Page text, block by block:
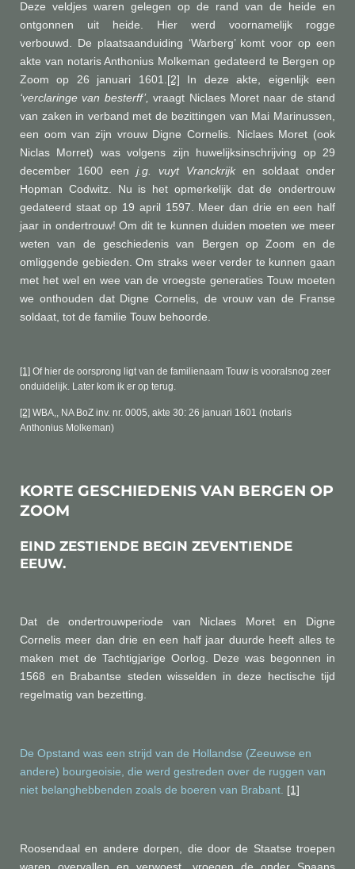
Deze veldjes waren gelegen op de rand van de heide en
ontgonnen uit heide. Hier werd voornamelijk rogge
verbouwd. De plaatsaanduiding ‘Warberg’ komt voor op een
akte van notaris Anthonius Molkeman gedateerd te Bergen op
Zoom op 26 januari 1601.[2] In deze akte, eigenlijk een
‘verclaringe van besterff’,vraagt Niclaes Moret naar de stand
van zaken in verband met de bezittingen van Mai Marinussen,
een oom van zijn vrouw Digne Cornelis. Niclaes Moret (ook
Niclas Morret) was volgens zijn huwelijksinschrijving op 29
december 1600 een j.g. vuyt Vranckrijk en soldaat onder
Hopman Codwitz. Nu is het opmerkelijk dat de ondertrouw
gedateerd staat op 19 april 1597. Meer dan drie en een half
jaar in ondertrouw! Om dit te kunnen duiden moeten we meer
weten van de geschiedenis van Bergen op Zoom en de
omliggende gebieden. Om straks weer verder te kunnen gaan
met het wel en wee van de vroegste generaties Touw moeten
we onthouden dat Digne Cornelis, de vrouw van de Franse
soldaat, tot de familie Touw behoorde.
[1] Of hier de oorsprong ligt van de familienaam Touw is vooralsnog zeer
onduidelijk. Later kom ik er op terug.
[2] WBA,, NA BoZ inv. nr. 0005, akte 30: 26 januari 1601 (notaris
Anthonius Molkeman)
KORTE GESCHIEDENIS VAN BERGEN OP
ZOOM
EIND ZESTIENDE BEGIN ZEVENTIENDE
EEUW.
Dat de ondertrouwperiode van Niclaes Moret en Digne
Cornelis meer dan drie en een halfjaar duurde heeft alles te
maken met de Tachtigjarige Oorlog. Deze was begonnen in
1568 en Brabantse steden wisselden in deze hectische tijd
regelmatig van bezetting.
De Opstand was een strijd van de Hollandse (Zeeuwse en
andere) bourgeoisie, die werd gestreden over de ruggen van
niet belanghebbenden zoals de boeren van Brabant. [1]
Roosendaal en andere dorpen, die door de Staatse troepen